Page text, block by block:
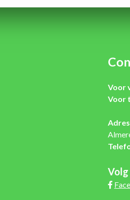
Voor
Voor
Volg